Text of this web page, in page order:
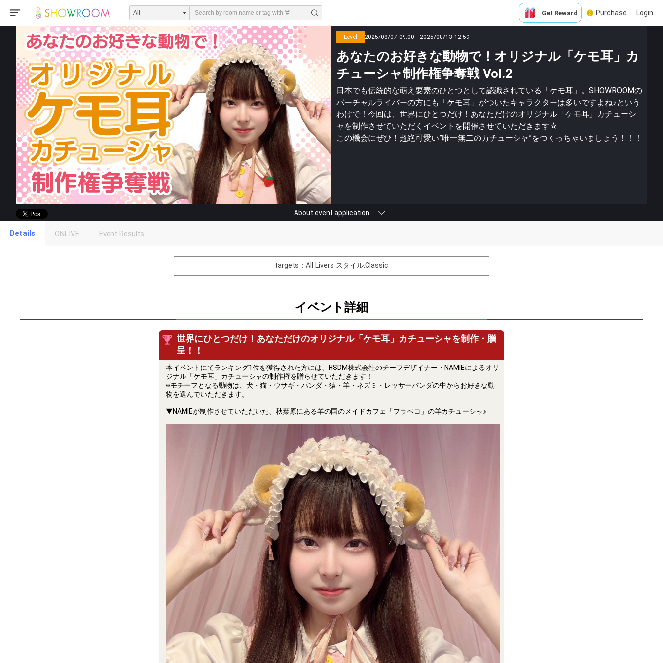
Get Reward Purchase Login
Level 2025/08/07 09:00 - 2025/08/13 12:59
あなたのお好きな動物で！オリジナル「ケモ耳」カ
チューシャ制作権争奪戦 Vol.2
日本でも伝統的な萌え要素のひとつとして認識されている「ケモ耳」。SHOWROOMの
バーチャルライバーの方にも「ケモ耳」がついたキャラクターは多いですよね♪という
わけで！今回は、世界にひとつだけ！あなただけのオリジナル「ケモ耳」カチューシ
ャを制作させていただくイベントを開催させていただきます☆
この機会にぜひ！超絶可愛い”唯一無二のカチューシャ”をつくっちゃいましょう！！！
About event application
Level Points
Event Begins!
Throw gifts to the stage and join the live performance.
First, try throwing free Stars (once a day)! You can also charge Show Gold to purchase gifts
(available from 1 JPY)! When you continue to send gifts to the performer(s), the performer's
To cheer on performers, you can send them gifts.
To send performers paid items, you must use Show Gold.
Comments
You can post comments. Please refrain from posting comments that may offend performers or
other users.
Details ONLIVE Event Results
targets：All Livers スタイル:Classic
イベント詳細
世界にひとつだけ！あなただけのオリジナル「ケモ耳」カチューシャを制作・贈
呈！！
本イベントにてランキング1位を獲得された方には、HSDM株式会社のチーフデザイナー・NAMIEによるオリ
ジナル「ケモ耳」カチューシャの制作権を贈らせていただきます！
※モチーフとなる動物は、犬・猫・ウサギ・パンダ・猿・羊・ネズミ・レッサーパンダの中からお好きな動
物を選んでいただきます。
▼NAMIEが制作させていただいた、秋葉原にある羊の国のメイドカフェ「フラペコ」の羊カチューシャ♪